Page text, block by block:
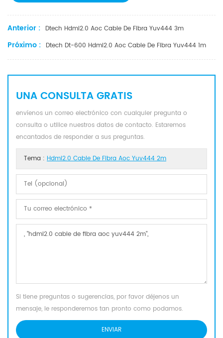
Anterior : Dtech Hdmi2.0 Aoc Cable De Fibra Yuv444 3m
Próximo : Dtech Dt-600 Hdmi2.0 Aoc Cable De Fibra Yuv444 1m
UNA CONSULTA GRATIS
envíenos un correo electrónico con cualquier pregunta o
consulta o utilice nuestros datos de contacto. Estaremos
encantados de responder a sus preguntas.
Tema : Hdmi2.0 Cable De Fibra Aoc Yuv444 2m
Si tiene preguntas o sugerencias, por favor déjenos un
mensaje, le responderemos tan pronto como podamos.